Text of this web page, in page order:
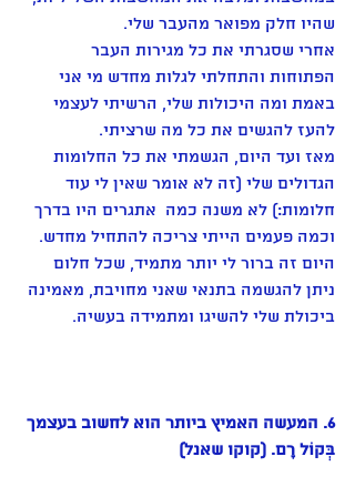
שהיו חלק מפואר מהעבר שלי.
אחרי שסגרתי את כל מגירות העבר
הפתוחות והתחלתי לגלות מחדש מי אני
באמת ומה היכולות שלי, הרשיתי לעצמי
להעז להגשים את כל מה שרציתי.
מאז ועד היום, הגשמתי את כל החלומות
הגדולים שלי (זה לא אומר שאין לי עוד
חלומות:) לא משנה כמה  אתגרים היו בדרך
וכמה פעמים הייתי צריכה להתחיל מחדש.
היום זה ברור לי יותר מתמיד, שכל חלום
ניתן להגשמה בתנאי שאני מחויבת, מאמינה
ביכולת שלי להשיגו ומתמידה בעשיה.
6. המעשה האמיץ ביותר הוא לחשוב בעצמך
בְּקוֹל רָם. (קוקו שאנל)